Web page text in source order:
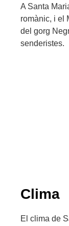
A Santa
romànic, i el
del gorg
senderistes.
Clima
El clima de